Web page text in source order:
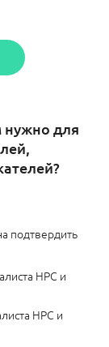
нужно для
подтвердить
НРС и
НРС и